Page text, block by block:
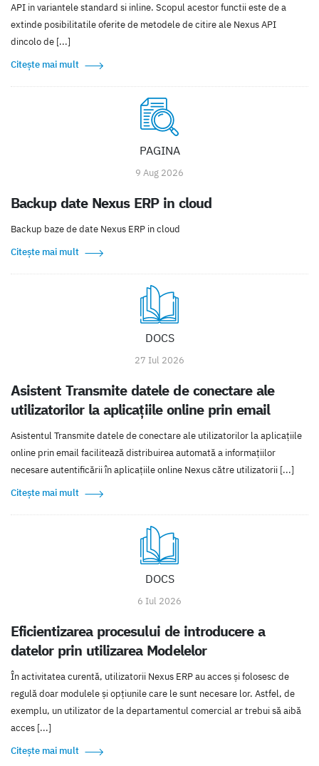
API in variantele standard si inline. Scopul acestor functii este de a
extinde posibilitatile oferite de metodele de citire ale Nexus API
dincolo de [...]
Citește mai mult
PAGINA
9 Aug 2026
Backup date Nexus ERP in cloud
Backup baze de date Nexus ERP in cloud
Citește mai mult
DOCS
27 Iul 2026
Asistent Transmite datele de conectare ale
utilizatorilor la aplicațiile online prin email
Asistentul Transmite datele de conectare ale utilizatorilor la aplicațiile
online prin email facilitează distribuirea automată a informațiilor
necesare autentificării în aplicațiile online Nexus către utilizatorii [...]
Citește mai mult
DOCS
6 Iul 2026
Eficientizarea procesului de introducere a
datelor prin utilizarea Modelelor
În activitatea curentă, utilizatorii Nexus ERP au acces şi folosesc de
regulă doar modulele şi opţiunile care le sunt necesare lor. Astfel, de
exemplu, un utilizator de la departamentul comercial ar trebui să aibă
acces [...]
Citește mai mult